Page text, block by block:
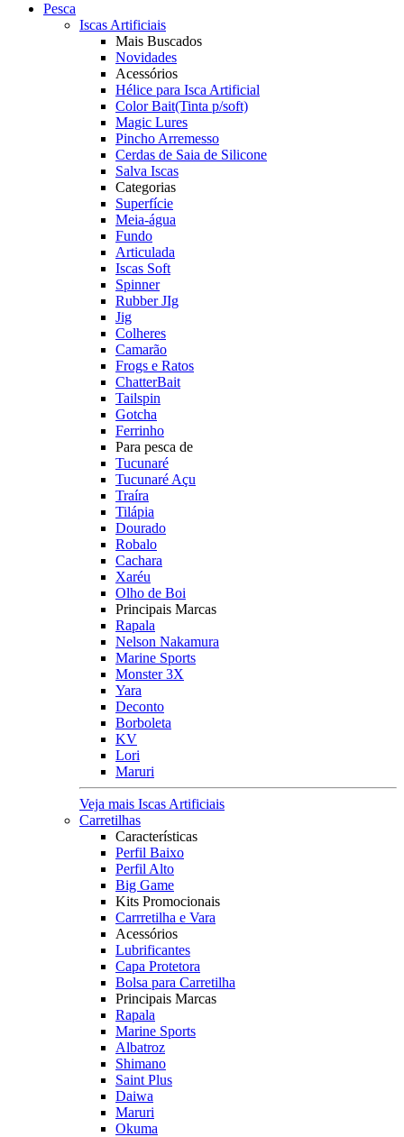
Pesca
Iscas Artificiais
Mais Buscados
Novidades
Acessórios
Hélice para Isca Artificial
Color Bait(Tinta p/soft)
Magic Lures
Pincho Arremesso
Cerdas de Saia de Silicone
Salva Iscas
Categorias
Superfície
Meia-água
Fundo
Articulada
Iscas Soft
Spinner
Rubber JIg
Jig
Colheres
Camarão
Frogs e Ratos
ChatterBait
Tailspin
Gotcha
Ferrinho
Para pesca de
Tucunaré
Tucunaré Açu
Traíra
Tilápia
Dourado
Robalo
Cachara
Xaréu
Olho de Boi
Principais Marcas
Rapala
Nelson Nakamura
Marine Sports
Monster 3X
Yara
Deconto
Borboleta
KV
Lori
Maruri
Veja mais Iscas Artificiais
Carretilhas
Características
Perfil Baixo
Perfil Alto
Big Game
Kits Promocionais
Carrretilha e Vara
Acessórios
Lubrificantes
Capa Protetora
Bolsa para Carretilha
Principais Marcas
Rapala
Marine Sports
Albatroz
Shimano
Saint Plus
Daiwa
Maruri
Okuma